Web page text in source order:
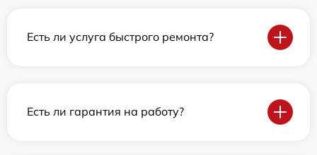
Есть ли услуга быстрого ремонта?
Есть ли гарантия на работу?